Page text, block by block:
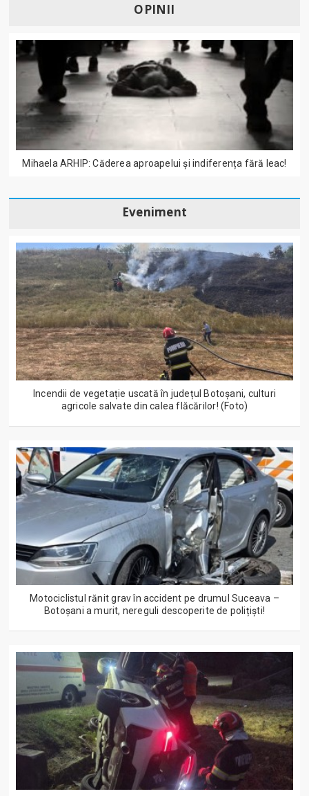
OPINII
Mihaela ARHIP: Căderea aproapelui și indiferența fără leac!
Eveniment
Incendii de vegetație uscată în județul Botoșani, culturi
agricole salvate din calea flăcărilor! (Foto)
Motociclistul rănit grav în accident pe drumul Suceava –
Botoșani a murit, nereguli descoperite de polițiști!